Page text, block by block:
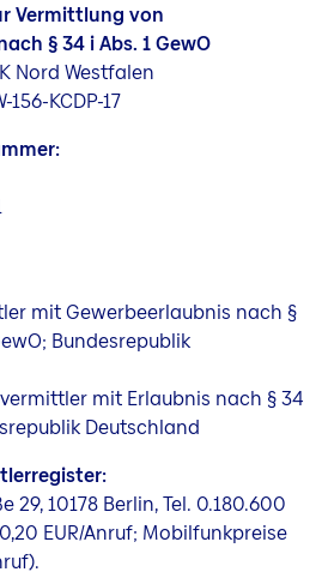
Vermittlung von
§ 34 i Abs. 1 GewO
Nord Westfalen
KCDP-17
mit Gewerbeerlaubnis nach §
Bundesrepublik
mit Erlaubnis nach § 34
Deutschland
29, 10178 Berlin, Tel. 0.180.600
EUR/Anruf; Mobilfunkpreise